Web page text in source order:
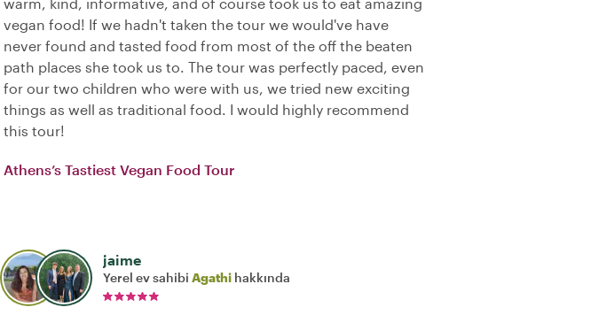
vegan food! If we hadn't taken the tour we would've have
never found and tasted food from most of the off the beaten
path places she took us to. The tour was perfectly paced, even
for our two children who were with us, we tried new exciting
things as well as traditional food. I would highly recommend
this tour!
Athens’s Tastiest Vegan Food Tour
jaime
Yerel ev sahibi Agathi hakkında